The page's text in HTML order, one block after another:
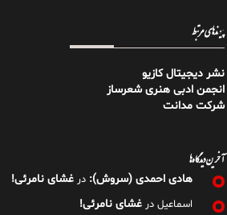
پیوندهای مرتبط
نشر دیجیتال کازیو
انجمن ادبی هنری شعرساز
شرکت مدانت
آخرین دیدگاه‌ها
هادی احمدی (سروش): در غشای نامرئی!
اسماعیل در غشای نامرئی!